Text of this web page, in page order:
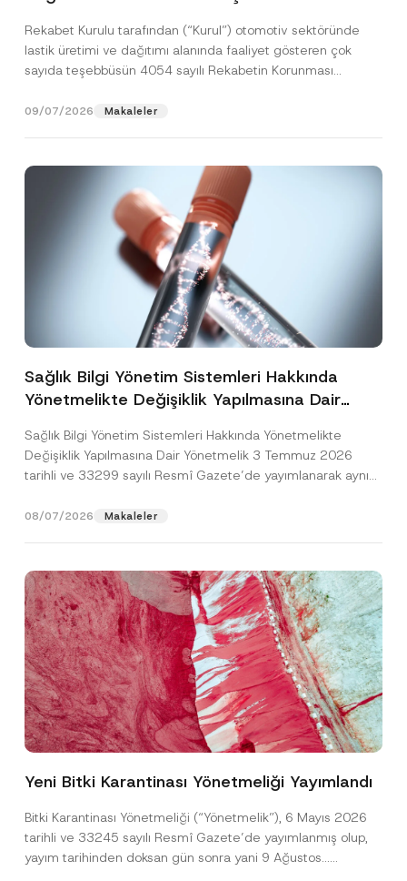
Cezasına Hükmedilmiştir
Rekabet Kurulu tarafından (“Kurul”) otomotiv sektöründe
lastik üretimi ve dağıtımı alanında faaliyet gösteren çok
sayıda teşebbüsün 4054 sayılı Rekabetin Korunması
09/07/2026 Makaleler
Sağlık Bilgi Yönetim Sistemleri Hakkında
Yönetmelikte Değişiklik Yapılmasına Dair
Sağlık Bilgi Yönetim Sistemleri Hakkında Yönetmelikte
Değişiklik Yapılmasına Dair Yönetmelik 3 Temmuz 2026
tarihli ve 33299 sayılı Resmî Gazete’de yayımlanarak aynı
08/07/2026 Makaleler
Yeni Bitki Karantinası Yönetmeliği Yayımlandı
Bitki Karantinası Yönetmeliği (“Yönetmelik”), 6 Mayıs 2026
tarihli ve 33245 sayılı Resmî Gazete’de yayımlanmış olup,
yayım tarihinden doksan gün sonra yani 9 Ağustos...
Ad*
Firma
A
p
r
v
e
A